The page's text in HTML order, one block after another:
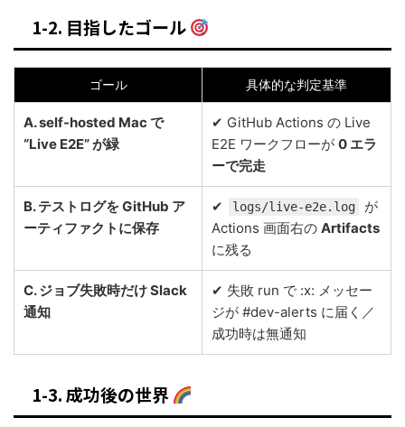
1-2. 目指したゴール
ゴール 具体的な判定基準
A. self-hosted Mac で
“Live E2E” が緑
✔ GitHub Actions の Live
E2E ワークフローが 0 エラ
ーで完走
B. テストログを GitHub ア
ーティファクトに保存
✔ logs/live-e2e.log
が
Actions 画面右の Artifacts
に残る
C. ジョブ失敗時だけ Slack
通知
✔ 失敗 run で :x: メッセー
ジが #dev-alerts に届く／
成功時は無通知
1-3. 成功後の世界